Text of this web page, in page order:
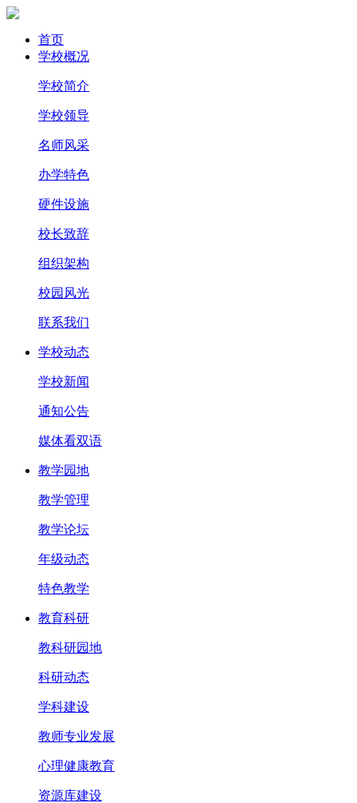
首页
学校概况
学校简介
学校领导
名师风采
办学特色
硬件设施
校长致辞
组织架构
校园风光
联系我们
学校动态
学校新闻
通知公告
媒体看双语
教学园地
教学管理
教学论坛
年级动态
特色教学
教育科研
教科研园地
科研动态
学科建设
教师专业发展
心理健康教育
资源库建设